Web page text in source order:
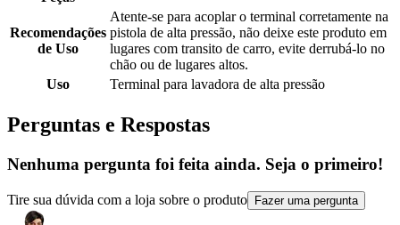
Recomendações
de Uso
Atente-se para acoplar o terminal corretamente na
pistola de alta pressão, não deixe este produto em
lugares com transito de carro, evite derrubá-lo no
chão ou de lugares altos.
Uso
Terminal para lavadora de alta pressão
Perguntas e Respostas
Nenhuma pergunta foi feita ainda. Seja o primeiro!
Tire sua dúvida com a loja sobre o produto Fazer uma pergunta